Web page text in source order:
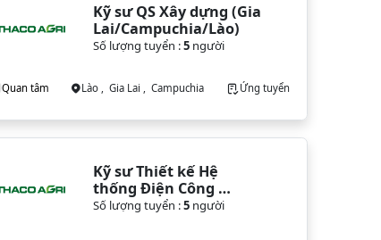
Kỹ sư QS Xây dựng (Gia
Lai/Campuchia/Lào)
Số lượng tuyển :5người
Quan tâm Lào , Gia Lai , Campuchia Ứng tuyển
Kỹ sư Thiết kế Hệ
thống Điện Công
nghiệp (Gia Lai)
Số lượng tuyển :5người